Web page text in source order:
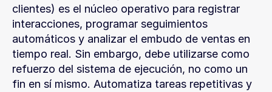
clientes) es el núcleo operativo para registrar
interacciones, programar seguimientos
automáticos y analizar el embudo de ventas en
tiempo real. Sin embargo, debe utilizarse como
refuerzo del sistema de ejecución, no como un
fin en sí mismo. Automatiza tareas repetitivas y